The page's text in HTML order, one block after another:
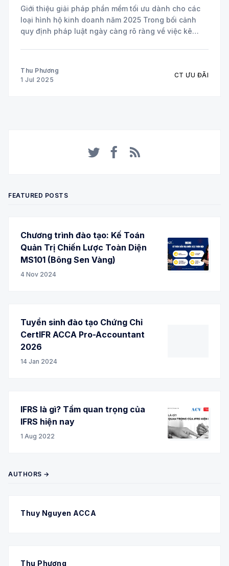
Giới thiệu giải pháp phần mềm tối ưu dành cho các
loại hình hộ kinh doanh năm 2025 Trong bối cảnh
quy định pháp luật ngày càng rõ ràng về việc kê
Thu Phương
1 Jul 2025
CT ƯU ĐÃI
FEATURED POSTS
Chương trình đào tạo: Kế Toán
Quản Trị Chiến Lược Toàn Diện
MS101 (Bông Sen Vàng)
4 Nov 2024
Tuyển sinh đào tạo Chứng Chỉ
CertIFR ACCA Pro-Accountant
2026
14 Jan 2024
IFRS là gì? Tầm quan trọng của
IFRS hiện nay
1 Aug 2022
AUTHORS →
Thuy Nguyen ACCA
Thu Phương